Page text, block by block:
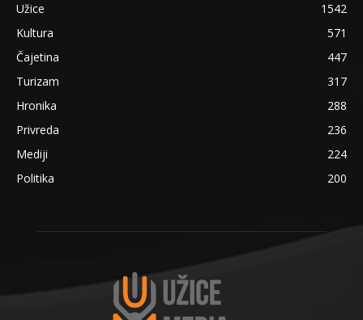
Užice
1542
Kultura
571
Čajetina
447
Turizam
317
Hronika
288
Privreda
236
Mediji
224
Politika
200